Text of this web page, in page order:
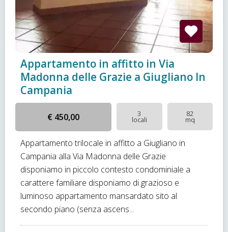
Appartamento in affitto in Via
Madonna delle Grazie a Giugliano In
Campania
€ 450,00 3
locali
82
mq
Appartamento trilocale in affitto a Giugliano in
Campania alla Via Madonna delle Grazie
disponiamo in piccolo contesto condominiale a
carattere familiare disponiamo di grazioso e
luminoso appartamento mansardato sito al
secondo piano (senza ascens...